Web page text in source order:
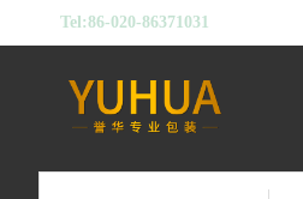
Tel:86-020-86371031